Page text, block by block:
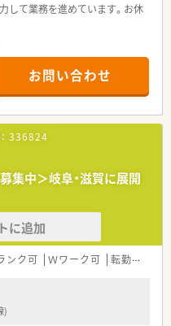
して業務を進めています。お休
職場環境を心がけています。
剤師の活躍の場を拡げていきた
お問い合わせ
336824
集中＞岐阜・滋賀に展開
に追加
ンク可 Ｗワーク可 転勤なし
)